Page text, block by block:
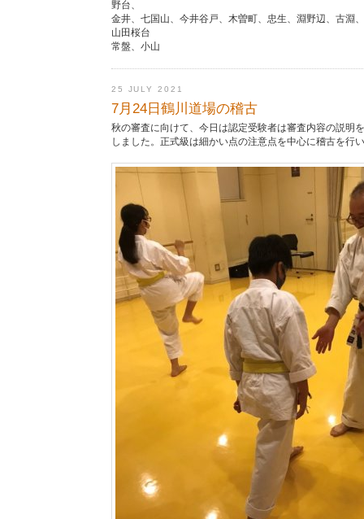
野台、
金井、七国山、今井谷戸、木曽町、忠生、淵野辺、古淵
山田桜台
常盤、小山
25 JULY 2021
7月24日鶴川道場の稽古
秋の審査に向けて、今日は認定受験者は審査内容の説明
しました。正式級は細かい点の注意点を中心に稽古を行